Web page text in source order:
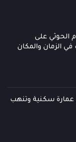
الحوثي على
الزمان والمكان
عمارة سكنية وتنهب